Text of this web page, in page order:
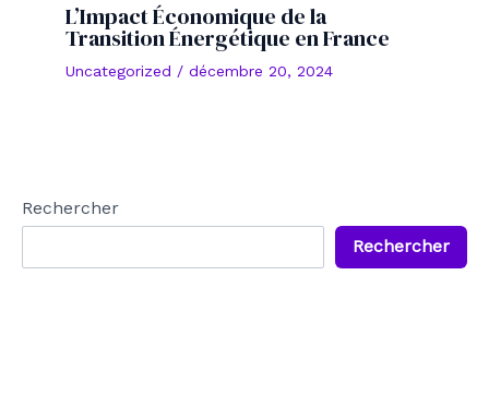
L’Impact Économique de la
Transition Énergétique en France
Uncategorized / décembre 20, 2024
Rechercher
Rechercher